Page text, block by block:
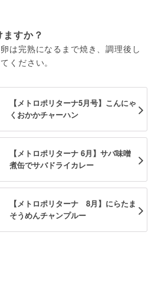
ますか？
は完熟になるまで焼き、調理後し
ください。
【メトロポリターナ5月号】こんにゃ
くおかかチャーハン
【メトロポリターナ 6月】サバ味噌
煮缶でサバドライカレー
【メトロポリターナ 8月】にらたま
そうめんチャンプルー